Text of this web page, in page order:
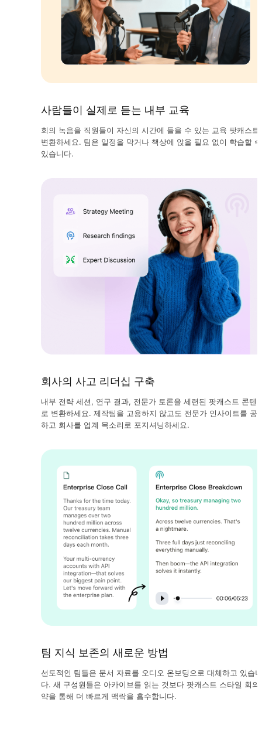
사람들이 실제로 듣는 내부 교육
회의 녹음을 직원들이 자신의 시간에 들을 수 있는 교육 팟캐스트
변환하세요. 팀은 일정을 막거나 책상에 앉을 필요 없이 학습할 수
있습니다.
회사의 사고 리더십 구축
내부 전략 세션, 연구 결과, 전문가 토론을 세련된 팟캐스트 콘텐
로 변환하세요. 제작팀을 고용하지 않고도 전문가 인사이트를 공
하고 회사를 업계 목소리로 포지셔닝하세요.
팀 지식 보존의 새로운 방법
선도적인 팀들은 문서 자료를 오디오 온보딩으로 대체하고 있습니
다. 새 구성원들은 아카이브를 읽는 것보다 팟캐스트 스타일 회의
약을 통해 더 빠르게 맥락을 흡수합니다.